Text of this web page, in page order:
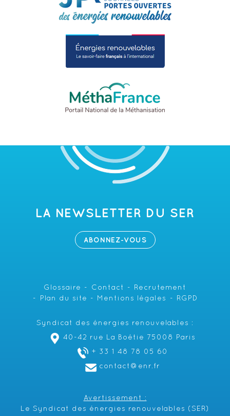
LA NEWSLETTER DU SER
ABONNEZ-VOUS
Glossaire Contact
Recrutement
Plan du site
Mentions légales RGPD
Syndicat des énergies renouvelables :
40-42 rue La Boétie 75008 Paris
+ 33 1 48 78 05 60
contact@enr.fr
Avertissement :
Le Syndicat des énergies renouvelables (SER)